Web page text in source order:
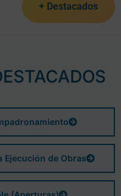
+ Destacados
Ejecución de Obras